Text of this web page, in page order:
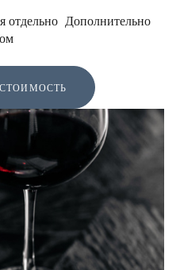
отдельно Дополнительно